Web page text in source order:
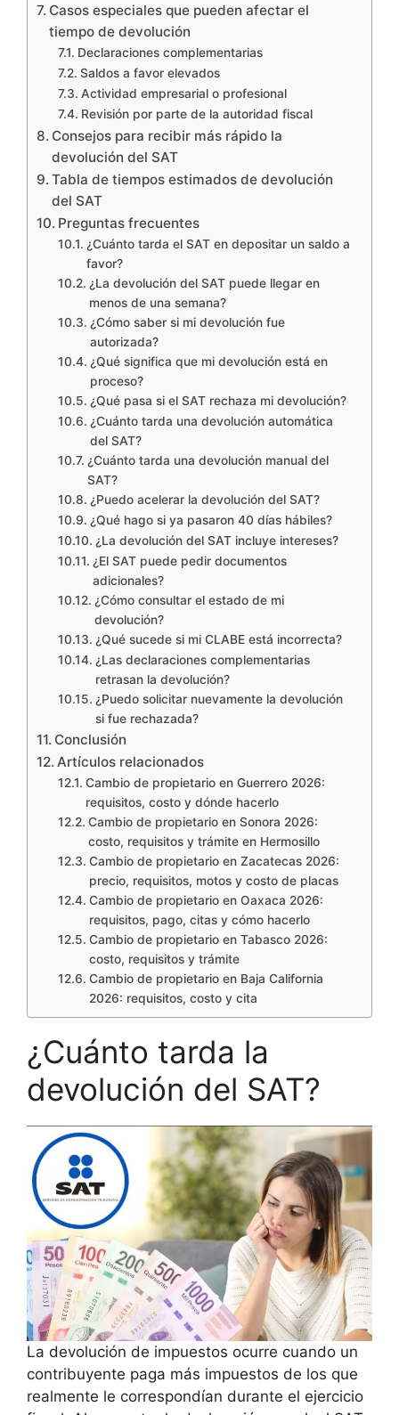
Casos especiales que pueden afectar el
tiempo de devolución
Declaraciones complementarias
Saldos a favor elevados
Actividad empresarial o profesional
Revisión por parte de la autoridad fiscal
Consejos para recibir más rápido la
devolución del SAT
Tabla de tiempos estimados de devolución
del SAT
Preguntas frecuentes
¿Cuánto tarda el SAT en depositar un saldo a
favor?
¿La devolución del SAT puede llegar en
menos de una semana?
¿Cómo saber si mi devolución fue
autorizada?
¿Qué significa que mi devolución está en
proceso?
¿Qué pasa si el SAT rechaza mi devolución?
¿Cuánto tarda una devolución automática
del SAT?
¿Cuánto tarda una devolución manual del
SAT?
¿Puedo acelerar la devolución del SAT?
¿Qué hago si ya pasaron 40 días hábiles?
¿La devolución del SAT incluye intereses?
¿El SAT puede pedir documentos
adicionales?
¿Cómo consultar el estado de mi
devolución?
¿Qué sucede si mi CLABE está incorrecta?
¿Las declaraciones complementarias
retrasan la devolución?
¿Puedo solicitar nuevamente la devolución
si fue rechazada?
Conclusión
Artículos relacionados
Cambio de propietario en Guerrero 2026:
requisitos, costo y dónde hacerlo
Cambio de propietario en Sonora 2026:
costo, requisitos y trámite en Hermosillo
Cambio de propietario en Zacatecas 2026:
precio, requisitos, motos y costo de placas
Cambio de propietario en Oaxaca 2026:
requisitos, pago, citas y cómo hacerlo
Cambio de propietario en Tabasco 2026:
costo, requisitos y trámite
Cambio de propietario en Baja California
2026: requisitos, costo y cita
¿Cuánto tarda la
devolución del SAT?
La devolución de impuestos ocurre cuando un
contribuyente paga más impuestos de los que
realmente le correspondían durante el ejercicio